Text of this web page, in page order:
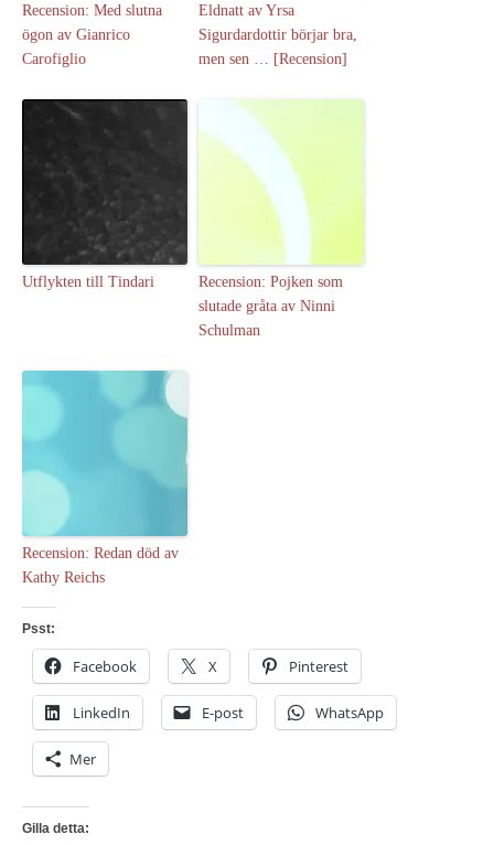
Recension: Med slutna
ögon av Gianrico
Carofiglio
Eldnatt av Yrsa
Sigurdardottir börjar bra,
men sen … [Recension]
Utflykten till Tindari
Recension: Pojken som
slutade gråta av Ninni
Schulman
Recension: Redan död av
Kathy Reichs
Psst:
Facebook X Pinterest
LinkedIn E-post WhatsApp
Mer
Gilla detta: